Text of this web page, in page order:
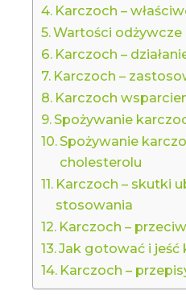
Karczoch –
Wartości odżywcze
Karczoch –
Karczoch –
Karczoch
Spożywanie
Spożywanie
cholesterolu
Karczoch – skutki
stosowania
Karczoch –
Jak gotować i jeść
Karczoch –